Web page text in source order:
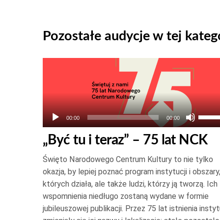
Pozostałe audycje w tej
dźwiękowych
00:00 00:00
do
góry
oraz
do
dołu
aby
„Być tu i teraz” – 75 lat NCK
Święto Narodowego Centrum Kultury to nie tylko
okazja, by lepiej poznać program instytucji i
których działa, ale także ludzi, którzy ją tworzą. Ich
wspomnienia niedługo zostaną wydane w formie
jubileuszowej publikacji. Przez 75 lat istnienia